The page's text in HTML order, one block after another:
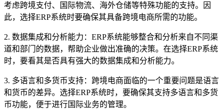
考虑跨境支付、国际物流、海外仓储等特殊功能的支持。因
此，选择ERP系统时要确保其具备跨境电商所需的功能。
2. 数据集成和分析能力：ERP系统能够整合和分析来自不同渠
道和部门的数据，帮助企业做出准确的决策。在选择ERP系统
时，要看其是否具有强大的数据集成和分析能力。
3. 多语言和多货币支持：跨境电商面临的一个重要问题是语言
和货币的差异。选择ERP系统时，要确保其支持多语言和多货
币功能，便于进行国际业务的管理。